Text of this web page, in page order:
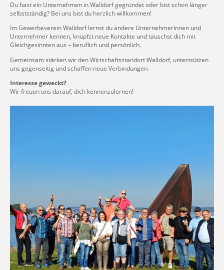
Du hast ein Unternehmen in Walldorf gegründet oder bist schon länger
selbstständig? Bei uns bist du herzlich willkommen!
Im Gewerbeverein Walldorf lernst du andere Unternehmerinnen und
Unternehmer kennen, knüpfst neue Kontakte und tauschst dich mit
Gleichgesinnten aus – beruflich und persönlich.
Gemeinsam stärken wir den Wirtschaftsstandort Walldorf, unterstützen
uns gegenseitig und schaffen neue Verbindungen.
Interesse geweckt?
Wir freuen uns darauf, dich kennenzulernen!